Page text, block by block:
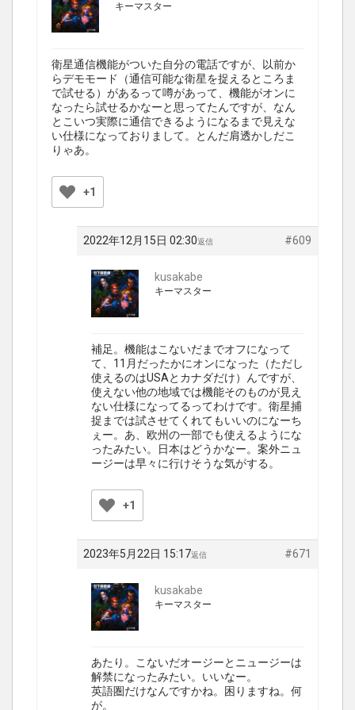
キーマスター
衛星通信機能がついた自分の電話ですが、以前か
らデモモード（通信可能な衛星を捉えるところま
で試せる）があるって噂があって、機能がオンに
なったら試せるかなーと思ってたんですが、なん
とこいつ実際に通信できるようになるまで見えな
い仕様になっておりまして。とんだ肩透かしだこ
りゃあ。
+1
2022年12月15日 02:30 #609
返信
kusakabe
キーマスター
補足。機能はこないだまでオフになって
て、11月だったかにオンになった（ただし
使えるのはUSAとカナダだけ）んですが、
使えない他の地域では機能そのものが見え
ない仕様になってるってわけです。衛星捕
捉までは試させてくれてもいいのになーち
ぇー。あ、欧州の一部でも使えるようにな
ったみたい。日本はどうかなー。案外ニュ
ージーは早々に行けそうな気がする。
+1
2023年5月22日 15:17 #671
返信
kusakabe
キーマスター
あたり。こないだオージーとニュージーは
解禁になったみたい。いいなー。
英語圏だけなんですかね。困りますね。何
が。